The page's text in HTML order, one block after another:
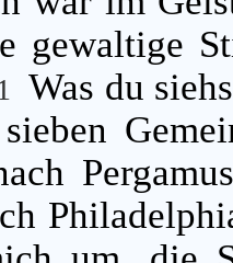
gewaltige
Was du